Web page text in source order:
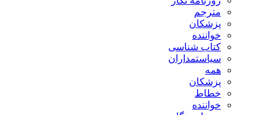
مترجم
پزشکان
خواننده
کتاب شناسی
سیاستمداران
همه
پزشکان
خطاط
خواننده